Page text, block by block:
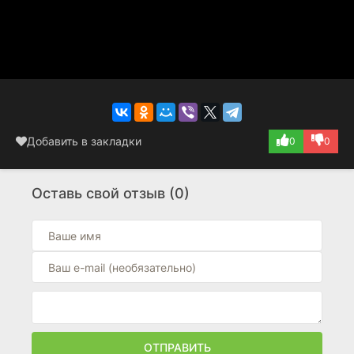
Добавить в закладки 0 0
Оставь свой отзыв (0)
ОТПРАВИТЬ